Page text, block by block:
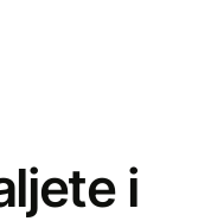
i